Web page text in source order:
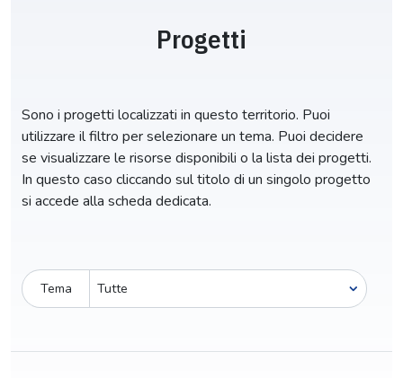
Progetti
Sono i progetti localizzati in questo territorio. Puoi
utilizzare il filtro per selezionare un tema. Puoi decidere
se visualizzare le risorse disponibili o la lista dei progetti.
In questo caso cliccando sul titolo di un singolo progetto
si accede alla scheda dedicata.
Tema